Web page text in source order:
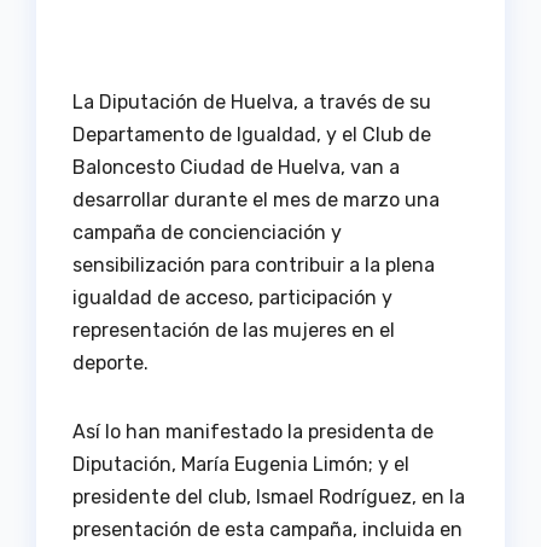
La Diputación de Huelva, a través de su
Departamento de Igualdad, y el Club de
Baloncesto Ciudad de Huelva, van a
desarrollar durante el mes de marzo una
campaña de concienciación y
sensibilización para contribuir a la plena
igualdad de acceso, participación y
representación de las mujeres en el
deporte.
Así lo han manifestado la presidenta de
Diputación, María Eugenia Limón; y el
presidente del club, Ismael Rodríguez, en la
presentación de esta campaña, incluida en